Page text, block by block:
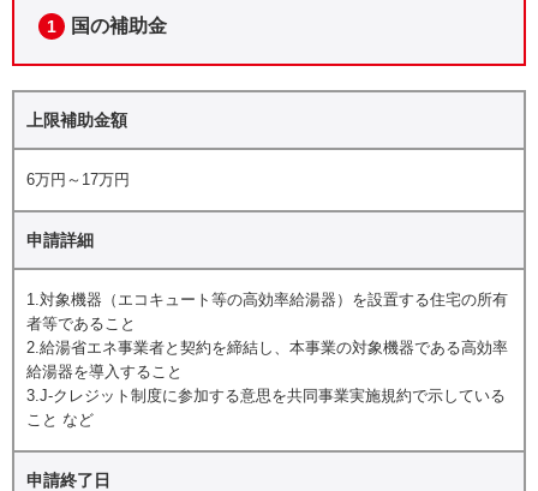
1 国の補助金
上限補助金額
6万円～17万円
申請詳細
1.対象機器（エコキュート等の高効率給湯器）を設置する住宅の所有
者等であること
2.給湯省エネ事業者と契約を締結し、本事業の対象機器である高効率
給湯器を導入すること
3.J-クレジット制度に参加する意思を共同事業実施規約で示している
こと など
申請終了日